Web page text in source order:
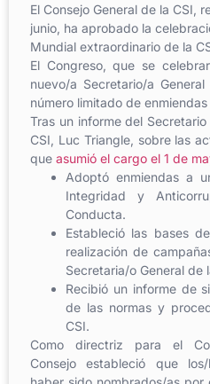
El Consejo General de la CSI,
junio, ha aprobado la
Mundial extraordinario de la
El Congreso, que se
nuevo/a Secretario/a
número limitado de
Tras un informe del
CSI, Luc Triangle, sobre las
que asumió el cargo el 1 de
Adoptó enmiendas a
Integridad y
Conducta.
Estableció las bases
realización de
Secretaria/o General de
Recibió un informe de
de las normas y
CSI.
Como directriz para el
Consejo estableció que